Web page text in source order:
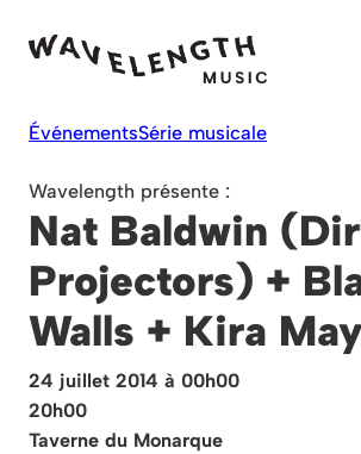
ÉvénementsSérie musicale
Wavelength présente :
Nat Baldwin
Projectors) +
Walls + Kira
24 juillet 2014 à 00h00
20h00
Taverne du Monarque